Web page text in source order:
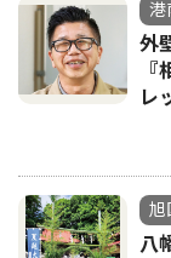
港
外
レ
旭
八